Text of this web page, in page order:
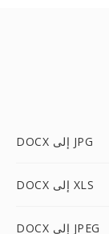
DOCX إلى JPG
DOCX إلى XLS
DOCX إلى JPEG